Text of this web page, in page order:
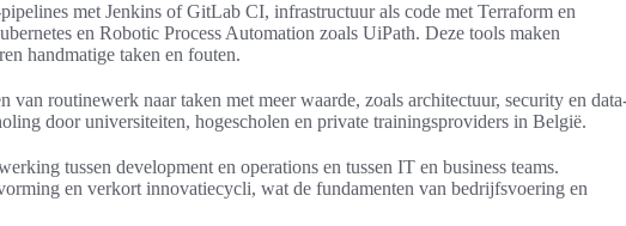
met Jenkins of GitLab CI, infrastructuur als code met Terraform en
en Robotic Process Automation zoals UiPath. Deze tools maken
handmatige taken en fouten.
van routinewerk naar taken met meer waarde, zoals architectuur, security en
door universiteiten, hogescholen en private trainingsproviders in België.
tussen development en operations en tussen IT en business teams.
en verkort innovatiecycli, wat de fundamenten van bedrijfsvoering en